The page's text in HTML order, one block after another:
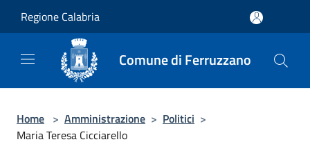
Regione Calabria
Comune di Ferruzzano
Home > Amministrazione > Politici >
Maria Teresa Cicciarello